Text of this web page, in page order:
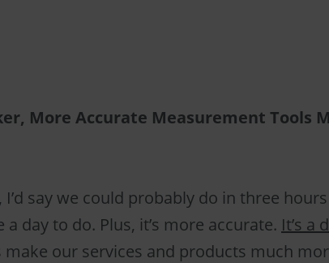
More Accurate Measurement Tools
I’d say we could probably do in three
day to do. Plus, it’s more accurate. It’s a
make our services and products much